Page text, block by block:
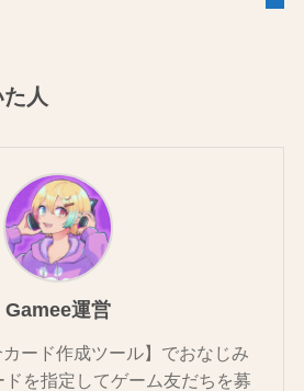
人
Gamee運営
カード作成ツール】でおなじみ
を指定してゲーム友だちを募